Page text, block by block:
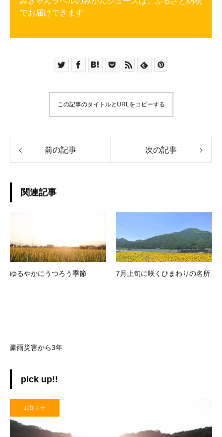
でお届けできます
この記事のタイトルとURLをコピーする
前の記事 次の記事
関連記事
ゆるやかにうつろう季節 7月上旬に咲くひまわりの名所
豪雨災害から3年
pick up!!
お知らせ